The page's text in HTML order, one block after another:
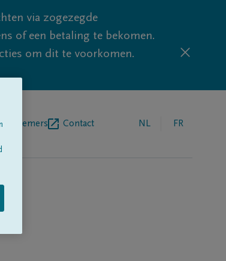
via zogezegde
of een betaling te bekomen.
om dit te voorkomen.
Contact NL FR